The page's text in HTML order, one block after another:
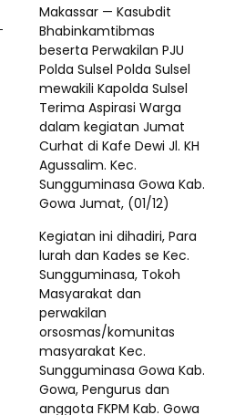
Makassar — Kasubdit
Bhabinkamtibmas
beserta Perwakilan PJU
Polda Sulsel Polda Sulsel
mewakili Kapolda Sulsel
Terima Aspirasi Warga
dalam kegiatan Jumat
Curhat di Kafe Dewi Jl. KH
Agussalim. Kec.
Sungguminasa Gowa Kab.
Gowa Jumat, (01/12)
Kegiatan ini dihadiri, Para
lurah dan Kades se Kec.
Sungguminasa, Tokoh
Masyarakat dan
perwakilan
orsosmas/komunitas
masyarakat Kec.
Sungguminasa Gowa Kab.
Gowa, Pengurus dan
anggota FKPM Kab. Gowa